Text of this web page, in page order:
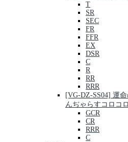
T
SR
SEC
FR
FFR
EX
DSR
C
R
RR
RRR
[VG-DZ-SS04] 運
んぢゃらすコロコ
GCR
CR
RRR
C